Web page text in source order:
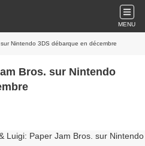
MENU
» Mario & Luigi: Paper Jam Bros. sur Nintendo 3DS‏ débarque en décembre
Bros. sur Nintendo